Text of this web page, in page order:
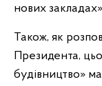
нових
Також, як
Президента,
будівництво»